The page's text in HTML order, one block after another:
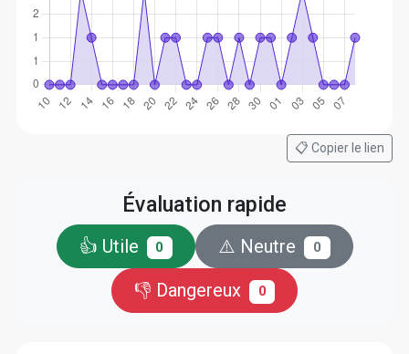
📋 Copier le lien
Évaluation rapide
👍 Utile 0 ⚠️ Neutre 0
👎 Dangereux 0